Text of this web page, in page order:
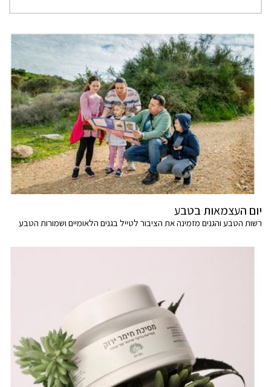
יום העצמאות בטבע
רשות הטבע והגנים מזמינה את הציבור לטייל בגנים הלאומיים ושמורות הטבע